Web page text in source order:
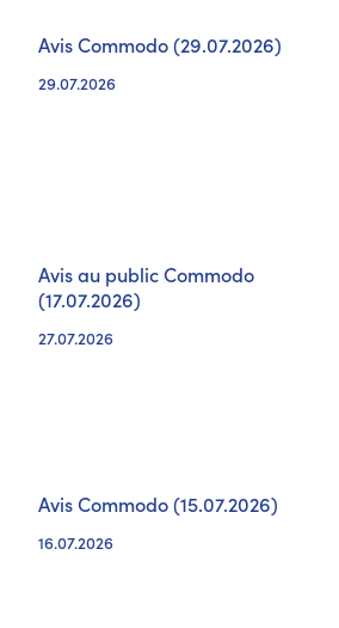
Avis Commodo (29.07.2026)
29.07.2026
Avis au public Commodo
(17.07.2026)
27.07.2026
Avis Commodo (15.07.2026)
16.07.2026